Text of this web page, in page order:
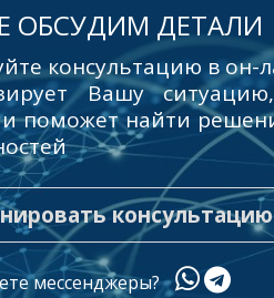
ОБСУДИМ ДЕТАЛИ
консультацию в он-
Вашу
поможет найти
консультацию
мессенджеры?